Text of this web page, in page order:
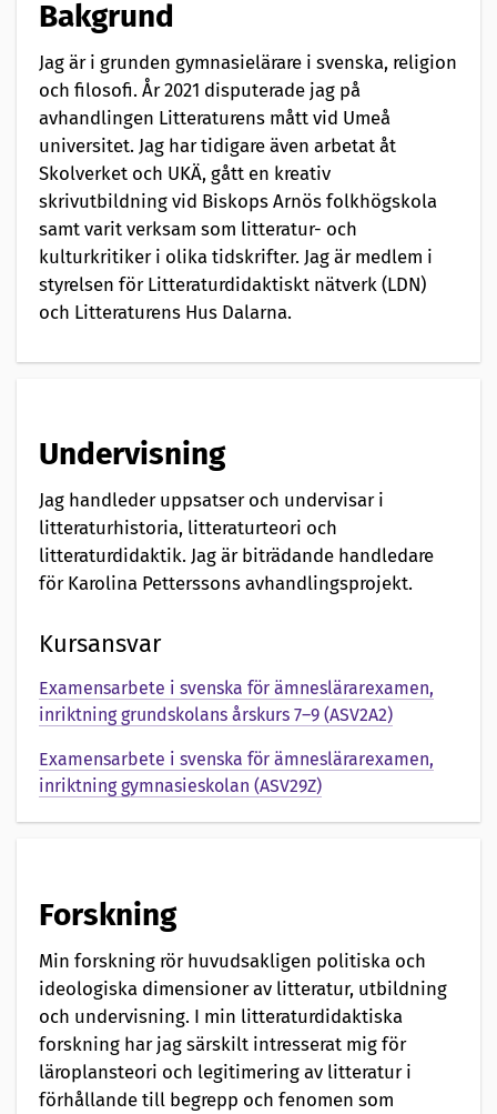
v
Bakgrund
Jag är i grunden gymnasielärare i svenska, religion
och filosofi. År 2021 disputerade jag på
avhandlingen Litteraturens mått vid Umeå
universitet. Jag har tidigare även arbetat åt
Skolverket och UKÄ, gått en kreativ
skrivutbildning vid Biskops Arnös folkhögskola
samt varit verksam som litteratur- och
kulturkritiker i olika tidskrifter. Jag är medlem i
styrelsen för Litteraturdidaktiskt nätverk (LDN)
och Litteraturens Hus Dalarna.
Undervisning
Jag handleder uppsatser och undervisar i
litteraturhistoria, litteraturteori och
litteraturdidaktik. Jag är biträdande handledare
för Karolina Petterssons avhandlingsprojekt.
Kursansvar
Examensarbete i svenska för ämneslärarexamen,
inriktning grundskolans årskurs 7–9 (ASV2A2)
Examensarbete i svenska för ämneslärarexamen,
inriktning gymnasieskolan (ASV29Z)
Forskning
Min forskning rör huvudsakligen politiska och
ideologiska dimensioner av litteratur, utbildning
och undervisning. I min litteraturdidaktiska
forskning har jag särskilt intresserat mig för
läroplansteori och legitimering av litteratur i
förhållande till begrepp och fenomen som